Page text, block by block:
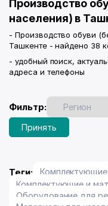
Производство
населения) в
- Производство обуви
Ташкенте - найдено 38
- удобный поиск,
адреса и телефоны
Фильтр:
Принять
Теги:
Комплектующие и
Оборудование для